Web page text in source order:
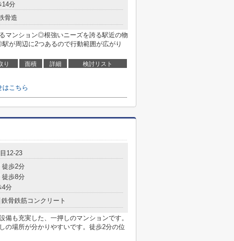
14分
骨造
マンション◎根強いニーズを誇る駅近の物
が周辺に2つあるので行動範囲が広がり
り 面積 詳細 検討リスト
はこちら
12-23
徒歩2分
徒歩8分
4分
鉄骨鉄筋コンクリート
備も充実した、一押しのマンションです。
の場所が分かりやすいです。徒歩2分の位